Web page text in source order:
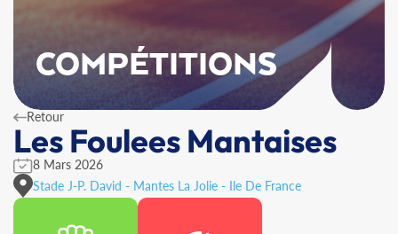
COMPÉTITIONS
Retour
Les Foulees Mantaises
8 Mars 2026
Stade J-P. David - Mantes La Jolie - Ile De France